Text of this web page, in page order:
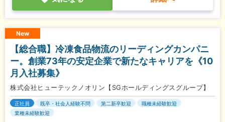
New
【総合職】冷凍食品物流のリーディングカンパニ
ー。創業73年の安定企業で新たなキャリアを《10
月入社募集》
株式会社ヒューテックノオリン【SGホールディングスグループ】
正社員 既卒・社会人経験不問 第二新卒歓迎
職種未経験歓迎
業種未経験歓迎